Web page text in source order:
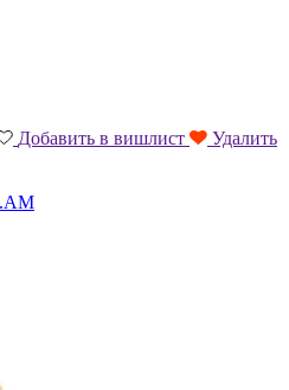
Добавить в вишлист
Удалить